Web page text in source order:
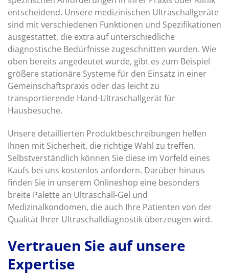
entscheidend. Unsere medizinischen Ultraschallgeräte
sind mit verschiedenen Funktionen und Spezifikationen
ausgestattet, die extra auf unterschiedliche
diagnostische Bedürfnisse zugeschnitten wurden. Wie
oben bereits angedeutet wurde, gibt es zum Beispiel
größere stationäre Systeme für den Einsatz in einer
Gemeinschaftspraxis oder das leicht zu
transportierende Hand-Ultraschallgerät für
Hausbesuche.
Unsere detaillierten Produktbeschreibungen helfen
Ihnen mit Sicherheit, die richtige Wahl zu treffen.
Selbstverständlich können Sie diese im Vorfeld eines
Kaufs bei uns kostenlos anfordern. Darüber hinaus
finden Sie in unserem Onlineshop eine besonders
breite Palette an Ultraschall-Gel und
Medizinalkondomen, die auch Ihre Patienten von der
Qualität Ihrer Ultraschalldiagnostik überzeugen wird.
Vertrauen Sie auf unsere
Expertise